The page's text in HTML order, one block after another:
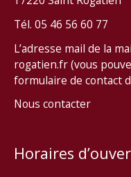
Tél. 05 46 56 60 77
L’adresse mail de la
rogatien.fr (vous
formulaire de contact
Nous contacter
Horaires